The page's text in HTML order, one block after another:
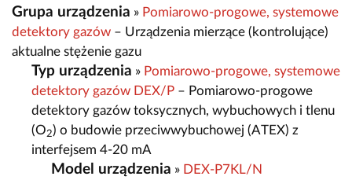
Grupa urządzenia » Pomiarowo-progowe, systemowe
detektory gazów – Urządzenia mierzące (kontrolujące)
aktualne stężenie gazu
Typ urządzenia » Pomiarowo-progowe, systemowe
detektory gazów DEX/P – Pomiarowo-progowe
detektory gazów toksycznych, wybuchowych i tlenu
(O2) o budowie przeciwwybuchowej (ATEX) z
interfejsem 4-20 mA
Model urządzenia » DEX-P7KL/N